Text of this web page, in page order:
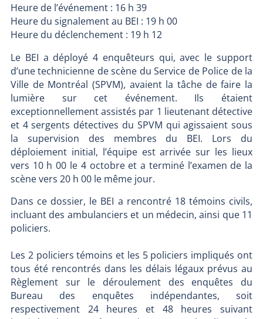
Heure de l’événement : 16 h 39
Heure du signalement au BEI : 19 h 00
Heure du déclenchement : 19 h 12
Le BEI a déployé 4 enquêteurs qui, avec le support
d’une technicienne de scène du Service de Police de la
Ville de Montréal (SPVM), avaient la tâche de faire la
lumière sur cet événement. Ils étaient
exceptionnellement assistés par 1 lieutenant détective
et 4 sergents détectives du SPVM qui agissaient sous
la supervision des membres du BEI. Lors du
déploiement initial, l’équipe est arrivée sur les lieux
vers 10 h 00 le 4 octobre et a terminé l’examen de la
scène vers 20 h 00 le même jour.
Dans ce dossier, le BEI a rencontré 18 témoins civils,
incluant des ambulanciers et un médecin, ainsi que 11
policiers.
Les 2 policiers témoins et les 5 policiers impliqués ont
tous été rencontrés dans les délais légaux prévus au
Règlement sur le déroulement des enquêtes du
Bureau des enquêtes indépendantes, soit
respectivement 24 heures et 48 heures suivant